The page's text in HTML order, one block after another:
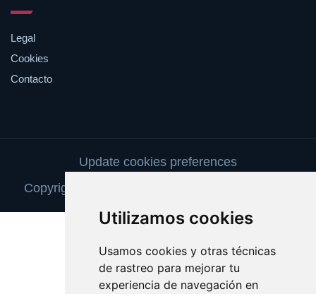
Utilizamos cookies
Usamos cookies y otras técnicas
de rastreo para mejorar tu
experiencia de navegación en
Legal
Cookies
Contacto
Update cookies preferences
Copyright © 2025 camaradevideovigilancia.com